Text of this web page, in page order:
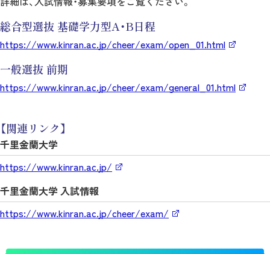
総合型選抜 基礎学力型A・B日程
https://www.kinran.ac.jp/cheer/exam/open_01.html
一般選抜 前期
https://www.kinran.ac.jp/cheer/exam/general_01.html
【関連リンク】
千里金蘭大学
https://www.kinran.ac.jp/
千里金蘭大学 入試情報
https://www.kinran.ac.jp/cheer/exam/